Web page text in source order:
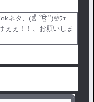
ネタ、(☝ ՞ਊ ՞)☝ｳｪｰ
ぇぇ！！、お願いしま